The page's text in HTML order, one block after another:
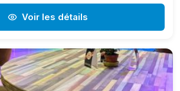
Voir les détails